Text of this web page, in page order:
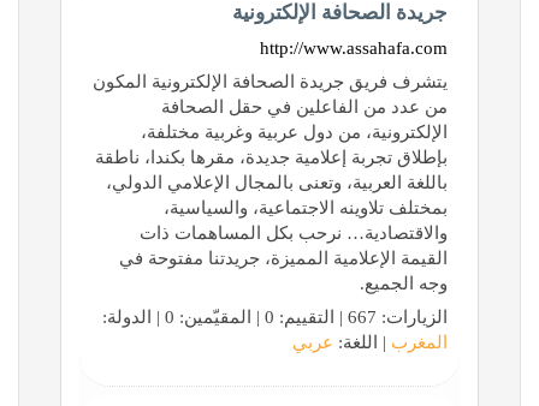
جريدة الصحافة الإلكترونية
http://www.assahafa.com
يتشرف فريق جريدة الصحافة الإلكترونية المكون
من عدد من الفاعلين في حقل الصحافة
الإلكترونية، من دول عربية وغربية مختلفة،
بإطلاق تجربة إعلامية جديدة، مقرها بكندا، ناطقة
باللغة العربية، وتعنى بالمجال الإعلامي الدولي،
بمختلف تلاوينه الاجتماعية، والسياسية،
والاقتصادية… نرحب بكل المساهمات ذات
القيمة الإعلامية المميزة، جريدتنا مفتوحة في
وجه الجميع.
الزيارات: 667 | التقييم: 0 | المقيّمين: 0 | الدولة:
المغرب | اللغة: عربي